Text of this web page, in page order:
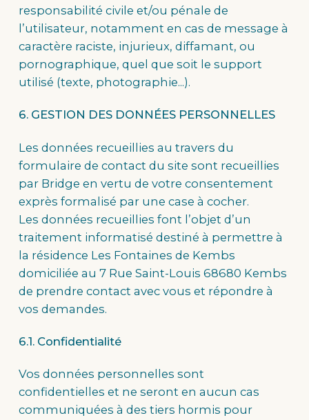
responsabilité civile et/ou pénale de
l’utilisateur, notamment en cas de message à
caractère raciste, injurieux, diffamant, ou
pornographique, quel que soit le support
utilisé (texte, photographie...).
6. GESTION DES DONNÉES PERSONNELLES
Les données recueillies au travers du
formulaire de contact du site sont recueillies
par Bridge en vertu de votre consentement
exprès formalisé par une case à cocher.
Les données recueillies font l’objet d’un
traitement informatisé destiné à permettre à
la résidence Les Fontaines de Kembs
domiciliée au 7 Rue Saint-Louis 68680 Kembs
de prendre contact avec vous et répondre à
vos demandes.
6.1. Confidentialité
Vos données personnelles sont
confidentielles et ne seront en aucun cas
communiquées à des tiers hormis pour